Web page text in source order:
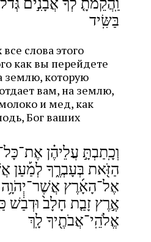
בַּשִּֽׂיד
слова этого
как вы перейдете
землю, которую
вам, на землю,
и мед, как
Бог ваших
וְכָֽתַבְתָּ֣ עֲלֵיהֶ֗ן
הַזֹּ֖את בְּעָבְרֶ֑ךָ לְמַ֡עַן
אֶל־הָאָ֜רֶץ
אֶ֣רֶץ זָבַ֤ת חָלָב֙ וּדְבַ֔שׁ
אֱלֹהֵֽי־אֲבֹתֶ֖יךָ לָֽךְ